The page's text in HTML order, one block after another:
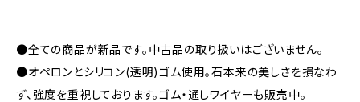
●全ての商品が新品です。中古品の取り扱いはございません。
●オペロンとシリコン(透明)ゴム使用。石本来の美しさを損なわ
ず、強度を重視しております。ゴム・通しワイヤーも販売中。